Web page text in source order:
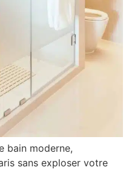
bain moderne,
sans exploser votre